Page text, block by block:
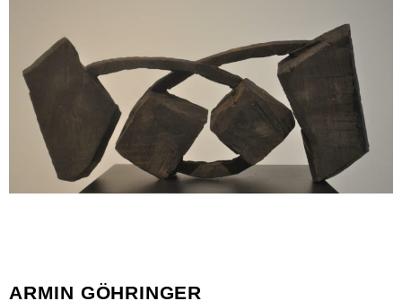
ARMIN GÖHRINGER